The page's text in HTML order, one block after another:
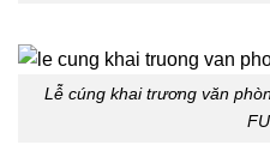
Lễ cúng khai trương văn